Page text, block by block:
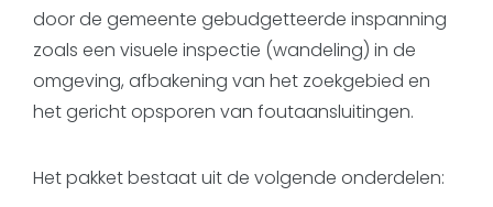
door de gemeente gebudgetteerde inspanning
zoals een visuele inspectie (wandeling) in de
omgeving, afbakening van het zoekgebied en
het gericht opsporen van foutaansluitingen.
Het pakket bestaat uit de volgende onderdelen: